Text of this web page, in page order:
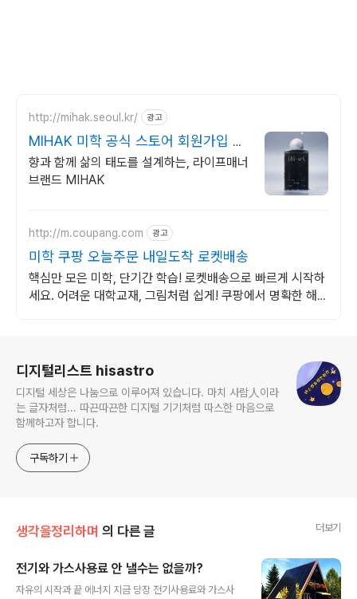
http://mihak.seoul.kr/ 광고
MIHAK 미학 공식 스토어 회원가입 3
천원 적립금 지급
향과 함께 삶의 태도를 설계하는, 라이프매너
브랜드 MIHAK
http://m.coupang.com 광고
미학 쿠팡 오늘주문 내일도착 로켓배송
핵심만 모은 미학, 단기간 학습! 로켓배송으로 빠르게 시작하
세요. 어려운 대학교재, 그림처럼 쉽게! 쿠팡에서 명확한 해설
디지털리스트 hisastro
디지털 세상은 나눔으로 이루어져 있습니다. 마치 사람人이라
는 글자처럼... 따끈따끈한 디지털 기기처럼 따스한 마음으로
함께하고자 합니다.
구독하기
생각을정리하며 의 다른 글 더보기
전기와 가스사용료 안 낼수는 없을까?
자유의 시작과 끝 에너지 지금 당장 전기사용료와 가스사